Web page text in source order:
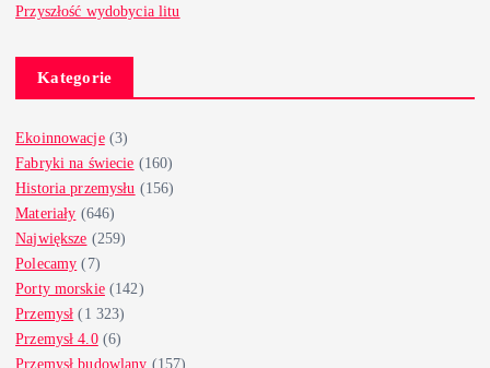
Przyszłość wydobycia litu
Kategorie
Ekoinnowacje(3)
Fabryki na świecie (160)
Historia przemysłu (156)
Materiały (646)
Największe (259)
Polecamy (7)
Porty morskie(142)
Przemysł (1 323)
Przemysł 4.0(6)
Przemysł budowlany (157)